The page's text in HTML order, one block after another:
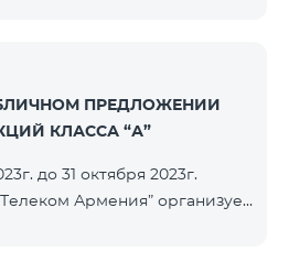
ПРЕДЛОЖЕНИИ
КЛАССА “А”
до 31 октября 2023г.
Армения” организует